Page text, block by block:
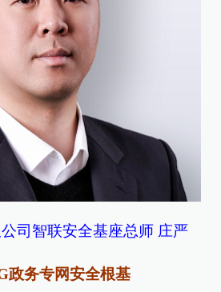
司智联安全基座总师 庄严
政务专网安全根基